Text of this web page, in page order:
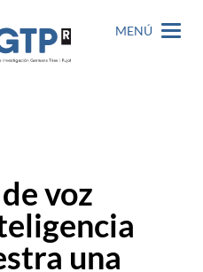
MENÚ
voz
una